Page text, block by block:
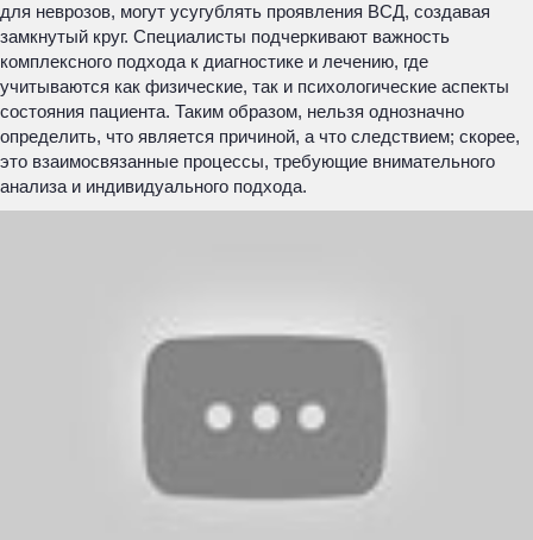
для неврозов, могут усугублять проявления ВСД, создавая
замкнутый круг. Специалисты подчеркивают важность
комплексного подхода к диагностике и лечению, где
учитываются как физические, так и психологические аспекты
состояния пациента. Таким образом, нельзя однозначно
определить, что является причиной, а что следствием; скорее,
это взаимосвязанные процессы, требующие внимательного
анализа и индивидуального подхода.